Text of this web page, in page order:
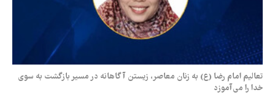
تعالیم امام رضا (ع) به زنان معاصر، زیستن آگاهانه در مسیر بازگشت به سوی
خدا را می‌آموزد